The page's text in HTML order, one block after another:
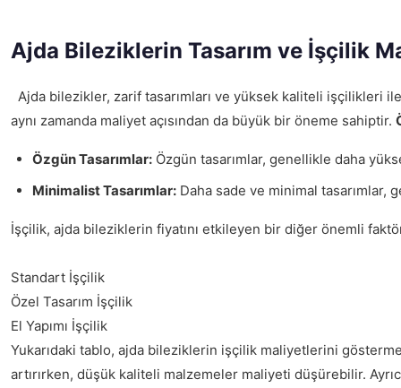
Ajda Bileziklerin Tasarım ve İşçilik
Ajda bilezikler, zarif tasarımları ve yüksek kaliteli işçilikleri
aynı zamanda maliyet açısından da büyük bir öneme sahiptir.
Özgün Tasarımlar: Özgün tasarımlar, genellikle daha
Minimalist Tasarımlar: Daha sade ve minimal
İşçilik, ajda bileziklerin fiyatını etkileyen bir diğer önemli
Standart İşçilik
Özel Tasarım İşçilik
El Yapımı İşçilik
Yukarıdaki tablo, ajda bileziklerin işçilik maliyetlerini
artırırken, düşük kaliteli malzemeler maliyeti düşürebilir.